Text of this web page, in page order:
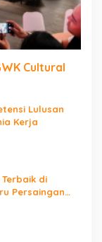
Cultural
Lulusan
Kerja
di
Persaingan